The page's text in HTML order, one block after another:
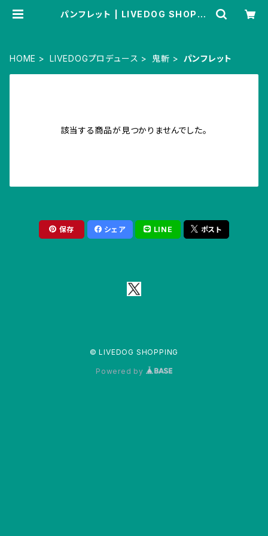
パンフレット | LIVEDOG SHOPPI
HOME LIVEDOGプロデュース 鬼斬 パンフレット
該当する商品が見つかりませんでした。
保存 シェア LINE ポスト
© LIVEDOG SHOPPING
Powered by